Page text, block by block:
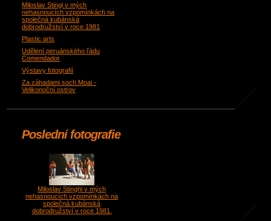
Miloslav Stingl v mých
nehasnoucích vzpomínkách na
společná kubánská
dobrodružství v roce 1981
Plastic arts
Udělení peruánského řádu
Comendador
Výstavy fotografií
Za záhadami soch Moai -
Velikonoční ostrov
Poslední fotografie
Miloslav Stinghl v mých
nehasnoucích vzpomínkách na
společná kubánská
dobrodružství v roce 1981.